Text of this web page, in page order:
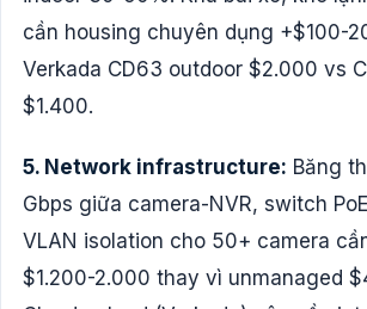
cần housing chuyên dụng +$100-
Verkada CD63 outdoor $2.000 vs
$1.400.
5. Network infrastructure: Băng
Gbps giữa camera-NVR, switch
VLAN isolation cho 50+ camera
$1.200-2.000 thay vì unmanaged